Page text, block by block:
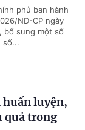
phủ ban hành
NĐ-CP ngày
bổ sung một số
số...
huấn luyện,
quả trong